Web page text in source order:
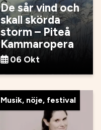
De sår vind och
skall skörda
storm – Piteå
Kammaropera
06 Okt
Musik, nöje, festival